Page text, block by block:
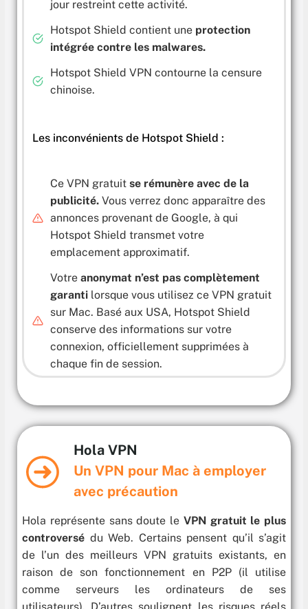
jour restreint cette activité.
Hotspot Shield contient une protection
intégrée contre les malwares.
Hotspot Shield VPN contourne la censure
chinoise.
Les inconvénients de Hotspot Shield :
Ce VPN gratuit se rémunère avec de la
publicité.Vous verrez donc apparaître des
annonces provenant de Google, à qui
Hotspot Shield transmet votre
emplacement approximatif.
Votre anonymat n’est pas complètement
garantilorsque vous utilisez ce VPN gratuit
sur Mac. Basé aux USA, Hotspot Shield
conserve des informations sur votre
connexion, officiellement supprimées à
chaque fin de session.
Hola VPN
Un VPN pour Mac à employer
avec précaution
Hola représente sans doute le VPN gratuit le plus
controversé du Web. Certains pensent qu’il s’agit
de l’un des meilleurs VPN gratuits existants, en
raison de son fonctionnement en P2P (il utilise
comme serveurs les ordinateurs de ses
utilisateurs). D’autres soulignent les risques réels